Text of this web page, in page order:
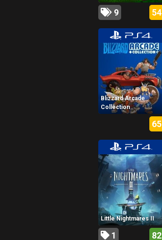
9 54
Blizzard Arcade
Collection
65
Little Nightmares II
1 82